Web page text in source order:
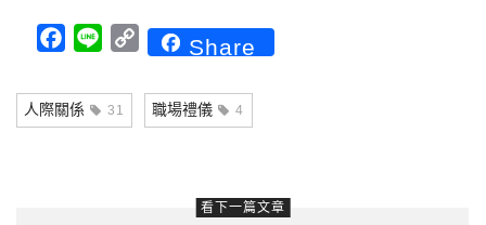
Facebook
Line CopyShare
人際關係 31 職場禮儀 4
看下一篇文章